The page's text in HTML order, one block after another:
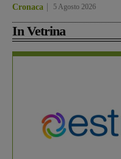
Cronaca 5 Agosto 2026
In Vetrina